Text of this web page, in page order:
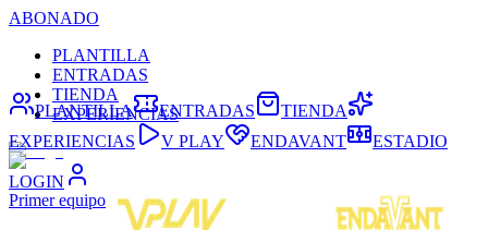
ABONADO
PLANTILLA
ENTRADAS
TIENDA
EXPERIENCIAS
LOGIN
PLANTILLA ENTRADAS
TIENDA
EXPERIENCIAS
V PLAY ENDAVANT ESTADIO
Primer equipo